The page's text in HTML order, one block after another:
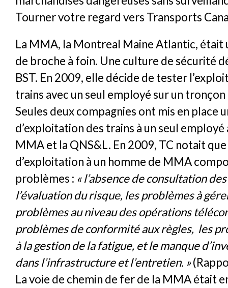
Tourner votre regard vers Transports
La MMA, la Montreal Maine Atlantic, était
de broche à foin. Une culture de sécurité
BST. En 2009, elle décide de tester
trains avec un seul employé sur un tronçon
Seules deux compagnies ont mis en place
d’exploitation des trains à un seul employé
MMA et la QNS&L. En 2009, TC notait
d’exploitation à un homme de MMA
problèmes : « l’absence de consultation
l’évaluation du risque, les problèmes à
problèmes au niveau des opérations
problèmes de conformité aux règles, les
à la gestion de la fatigue, et le manque
dans l’infrastructure et l’entretien. »
La voie de chemin de fer de la MMA était